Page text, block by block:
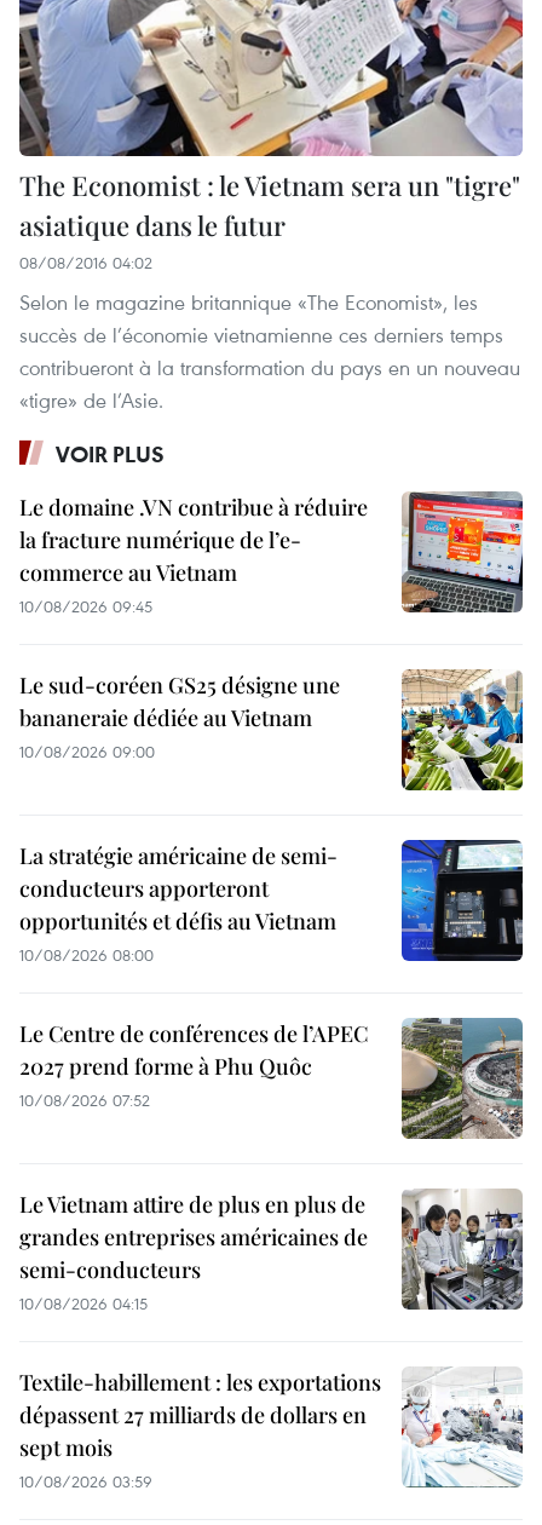
The Economist : le Vietnam sera un "tigre"
asiatique dans le futur
08/08/2016 04:02
Selon le magazine britannique «The Economist», les
succès de l’économie vietnamienne ces derniers temps
contribueront à la transformation du pays en un nouveau
«tigre» de l’Asie.
VOIR PLUS
Le domaine .VN contribue à réduire
la fracture numérique de l’e-
commerce au Vietnam
10/08/2026 09:45
Le sud-coréen GS25 désigne une
bananeraie dédiée au Vietnam
10/08/2026 09:00
La stratégie américaine de semi-
conducteurs apporteront
opportunités et défis au Vietnam
10/08/2026 08:00
Le Centre de conférences de l’APEC
2027 prend forme à Phu Quôc
10/08/2026 07:52
Le Vietnam attire de plus en plus de
grandes entreprises américaines de
semi-conducteurs
10/08/2026 04:15
Textile-habillement : les exportations
dépassent 27 milliards de dollars en
sept mois
10/08/2026 03:59